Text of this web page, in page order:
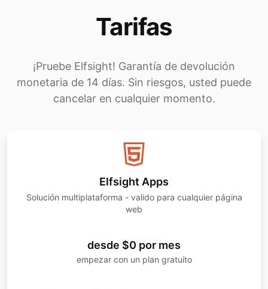
Tarifas
¡Pruebe Elfsight! Garantía de devolución
monetaria de 14 días. Sin riesgos, usted puede
cancelar en cualquier momento.
Elfsight Apps
Solución multiplataforma - valido para cualquier página
web
desde $0 por mes
empezar con un plan gratuito